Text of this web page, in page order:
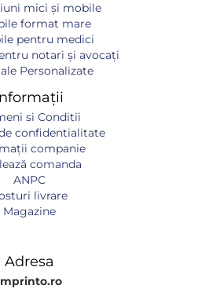
mici și mobile
format mare
pentru medici
notari și avocați
Personalizate
si Conditii
confidentialitate
companie
comanda
ANPC
livrare
Magazine
Adresa